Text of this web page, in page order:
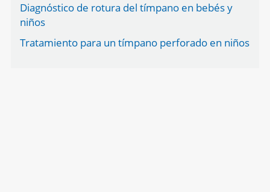
Diagnóstico de rotura del tímpano en bebés y
niños
Tratamiento para un tímpano perforado en niños